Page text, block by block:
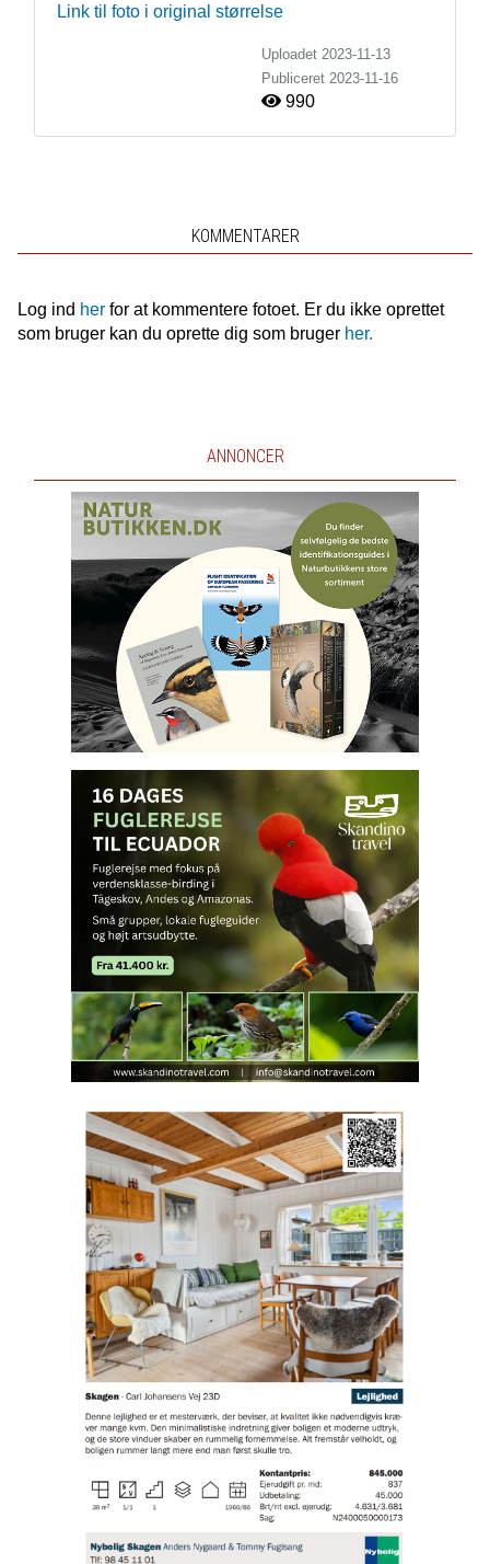
Link til foto i original størrelse
Uploadet 2023-11-13
Publiceret 2023-11-16
990
KOMMENTARER
Log ind herfor at kommentere fotoet. Er du ikke oprettet
som bruger kan du oprette dig som bruger her.
ANNONCER